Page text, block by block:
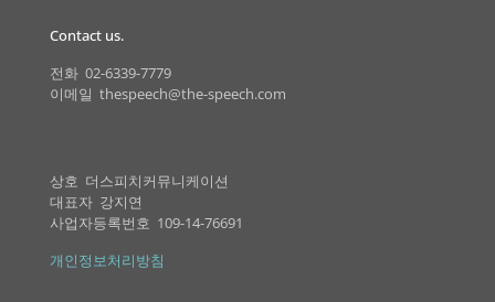
Contact us.
전화 02-6339-7779
이메일 thespeech@the-speech.com
상호 더스피치커뮤니케이션
대표자 강지연
사업자등록번호 109-14-76691
개인정보처리방침